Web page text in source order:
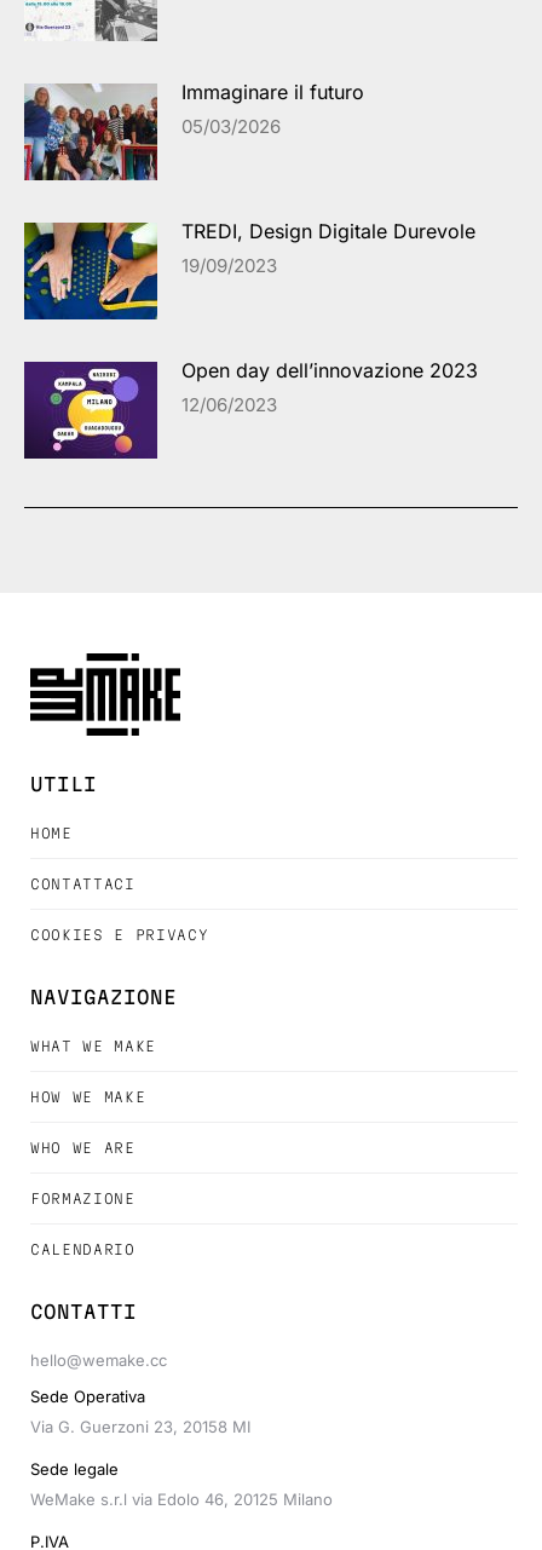
Immaginare il futuro
05/03/2026
TREDI, Design Digitale Durevole
19/09/2023
Open day dell’innovazione 2023
12/06/2023
UTILI
HOME
CONTATTACI
COOKIES E PRIVACY
NAVIGAZIONE
WHAT WE MAKE
HOW WE MAKE
WHO WE ARE
FORMAZIONE
CALENDARIO
CONTATTI
hello@wemake.cc
Sede Operativa
Via G. Guerzoni 23, 20158 MI
Sede legale
WeMake s.r.l via Edolo 46, 20125 Milano
P.IVA